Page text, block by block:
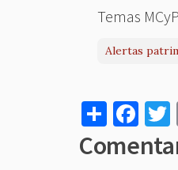
Temas MCyP
Alertas
S
h
ar
F
a
c